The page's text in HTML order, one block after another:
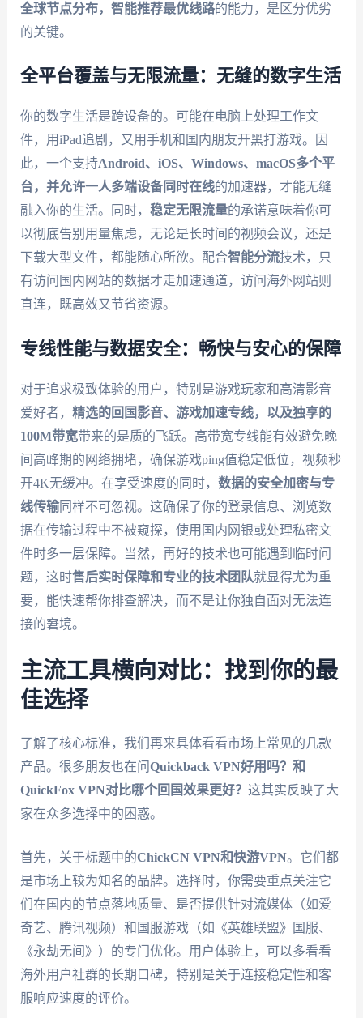
全球节点分布，智能推荐最优线路的能力，是区分优劣
的关键。
全平台覆盖与无限流量：无缝的数字生活
你的数字生活是跨设备的。可能在电脑上处理工作文
件，用iPad追剧，又用手机和国内朋友开黑打游戏。因
此，一个支持Android、iOS、Windows、macOS多个平
台，并允许一人多端设备同时在线的加速器，才能无缝
融入你的生活。同时， 稳定无限流量的承诺意味着你可
以彻底告别用量焦虑，无论是长时间的视频会议，还是
下载大型文件，都能随心所欲。配合智能分流技术，只
有访问国内网站的数据才走加速通道，访问海外网站则
直连，既高效又节省资源。
专线性能与数据安全：畅快与安心的保障
对于追求极致体验的用户，特别是游戏玩家和高清影音
爱好者， 精选的回国影音、游戏加速专线，以及独享的
100M带宽带来的是质的飞跃。高带宽专线能有效避免晚
间高峰期的网络拥堵，确保游戏ping值稳定低位，视频秒
开4K无缓冲。在享受速度的同时， 数据的安全加密与专
线传输同样不可忽视。这确保了你的登录信息、浏览数
据在传输过程中不被窥探，使用国内网银或处理私密文
件时多一层保障。当然，再好的技术也可能遇到临时问
题，这时售后实时保障和专业的技术团队就显得尤为重
要，能快速帮你排查解决，而不是让你独自面对无法连
接的窘境。
主流工具横向对比：找到你的最
佳选择
了解了核心标准，我们再来具体看看市场上常见的几款
产品。很多朋友也在问 Quickback VPN好用吗？和
QuickFox VPN对比哪个回国效果更好？ 这其实反映了大
家在众多选择中的困惑。
首先，关于标题中的ChickCN VPN和快游VPN。它们都
是市场上较为知名的品牌。选择时，你需要重点关注它
们在国内的节点落地质量、是否提供针对流媒体（如爱
奇艺、腾讯视频）和国服游戏（如《英雄联盟》国服、
《永劫无间》）的专门优化。用户体验上，可以多看看
海外用户社群的长期口碑，特别是关于连接稳定性和客
服响应速度的评价。